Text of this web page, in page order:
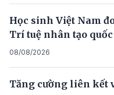
Học sinh Việt Nam
Trí tuệ nhân tạo quốc
08/08/2026
Tăng cường liên kết